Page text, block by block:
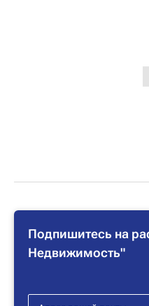
Подпишитесь на
Недвижимость"